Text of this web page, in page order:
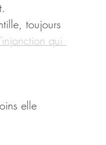
toujours
qui
elle